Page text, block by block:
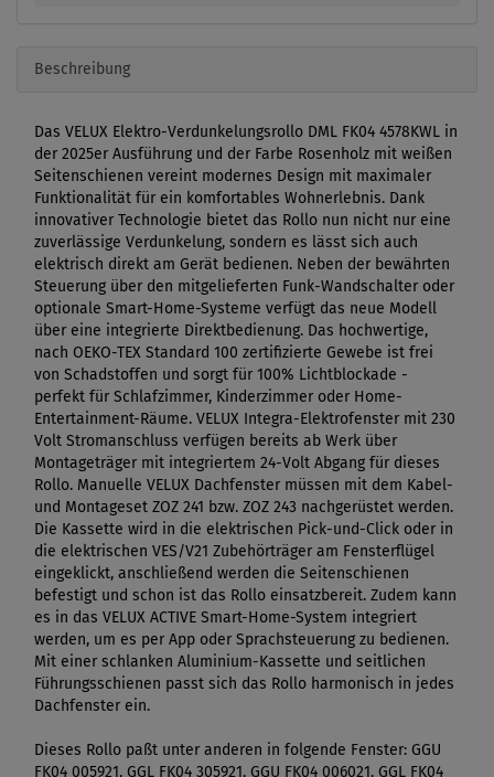
Beschreibung
Das VELUX Elektro-Verdunkelungsrollo DML FK04 4578KWL in
der 2025er Ausführung und der Farbe Rosenholz mit weißen
Seitenschienen vereint modernes Design mit maximaler
Funktionalität für ein komfortables Wohnerlebnis. Dank
innovativer Technologie bietet das Rollo nun nicht nur eine
zuverlässige Verdunkelung, sondern es lässt sich auch
elektrisch direkt am Gerät bedienen. Neben der bewährten
Steuerung über den mitgelieferten Funk-Wandschalter oder
optionale Smart-Home-Systeme verfügt das neue Modell
über eine integrierte Direktbedienung. Das hochwertige,
nach OEKO-TEX Standard 100 zertifizierte Gewebe ist frei
von Schadstoffen und sorgt für 100% Lichtblockade -
perfekt für Schlafzimmer, Kinderzimmer oder Home-
Entertainment-Räume. VELUX Integra-Elektrofenster mit 230
Volt Stromanschluss verfügen bereits ab Werk über
Montageträger mit integriertem 24-Volt Abgang für dieses
Rollo. Manuelle VELUX Dachfenster müssen mit dem Kabel-
und Montageset ZOZ 241 bzw. ZOZ 243 nachgerüstet werden.
Die Kassette wird in die elektrischen Pick-und-Click oder in
die elektrischen VES/V21 Zubehörträger am Fensterflügel
eingeklickt, anschließend werden die Seitenschienen
befestigt und schon ist das Rollo einsatzbereit. Zudem kann
es in das VELUX ACTIVE Smart-Home-System integriert
werden, um es per App oder Sprachsteuerung zu bedienen.
Mit einer schlanken Aluminium-Kassette und seitlichen
Führungsschienen passt sich das Rollo harmonisch in jedes
Dachfenster ein.
Dieses Rollo paßt unter anderen in folgende Fenster: GGU
FK04 005921, GGL FK04 305921, GGU FK04 006021, GGL FK04